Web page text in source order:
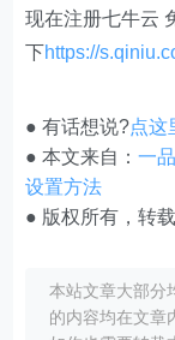
现在注册七牛云
下https://
● 有话想说?点这
● 本文来自：一
设置方法
● 版权所有，转
本站文章大部分
的内容均在文章